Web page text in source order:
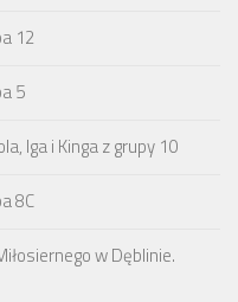
12
5
Iga i Kinga z grupy 10
8C
w Dęblinie.